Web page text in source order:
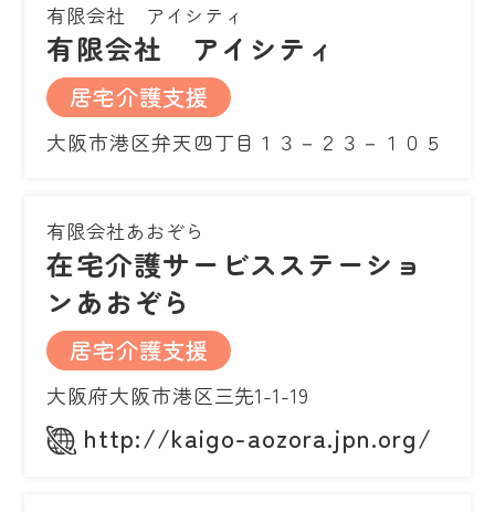
有限会社 アイシティ
有限会社 アイシティ
居宅介護支援
大阪市港区弁天四丁目１３－２３－１０５
有限会社あおぞら
在宅介護サービスステーショ
ンあおぞら
居宅介護支援
大阪府大阪市港区三先1-1-19
http://kaigo-aozora.jpn.org/